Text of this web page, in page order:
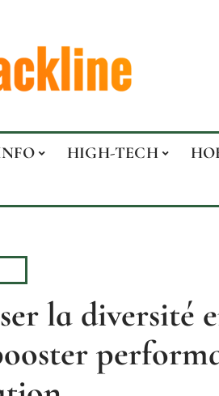
HIGH-TECH
la diversité